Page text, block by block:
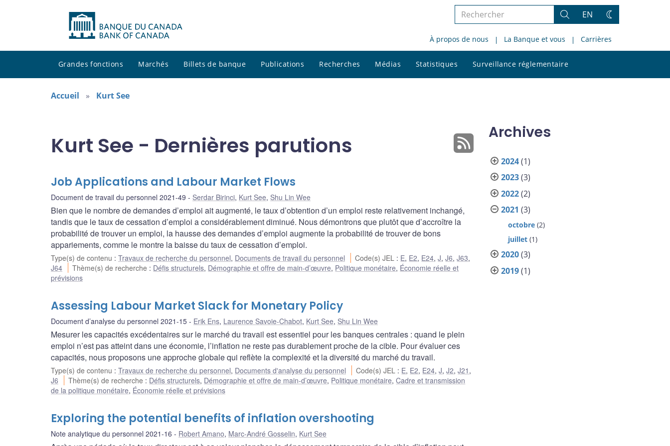
Rechercher
le
site
Rechercher
EN
Changez
thème
À propos de nous La Banque et vous Carrières
Grandes fonctions Marchés Billets de banque Publications Recherches Médias Statistiques Surveillance réglementaire
le
Accueil Kurt See
Kurt See - Dernières parutions
Job Applications and Labour Market Flows
Document de travail du personnel 2021-49 Serdar Birinci, Kurt See, Shu Lin Wee
Bien que le nombre de demandes d’emploi ait augmenté, le taux d’obtention d’un emploi reste relativement inchangé,
tandis que le taux de cessation d’emploi a considérablement diminué. Nous démontrons que plutôt que d’accroître la
probabilité de trouver un emploi, la hausse des demandes d’emploi augmente la probabilité de trouver de bons
appariements, comme le montre la baisse du taux de cessation d’emploi.
Type(s) de contenu : Travaux de recherche du personnel, Documents de travail du personnel Code(s) JEL : E, E2, E24,J,J6,J63,
J64
Thème(s) de recherche : Défis structurels, Démographie et offre de main-d’œuvre, Politique monétaire, Économie réelle et
prévisions
Assessing Labour Market Slack for Monetary Policy
Document d’analyse du personnel 2021-15 Erik Ens, Laurence Savoie-Chabot, Kurt See, Shu Lin Wee
Mesurer les capacités excédentaires sur le marché du travail est essentiel pour les banques centrales : quand le plein
emploi n’est pas atteint dans une économie, l’inflation ne reste pas durablement proche de la cible. Pour évaluer ces
capacités, nous proposons une approche globale qui reflète la complexité et la diversité du marché du travail.
Type(s) de contenu : Travaux de recherche du personnel, Documents d'analyse du personnel Code(s) JEL : E, E2, E24,J,J2,J21 ,
J6
Thème(s) de recherche : Défis structurels, Démographie et offre de main-d’œuvre, Politique monétaire,Cadre et transmission
de la politique monétaire, Économie réelle et prévisions
Exploring the potential benefits of inflation overshooting
Note analytique du personnel 2021-16 Robert Amano, Marc-André Gosselin, Kurt See
Archives
2024(1)
2023(3)
2022(2)
2021 (3)
octobre (2)
juillet (1)
2020(3)
2019(1)